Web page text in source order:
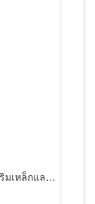
องมือ,รอกยกของ